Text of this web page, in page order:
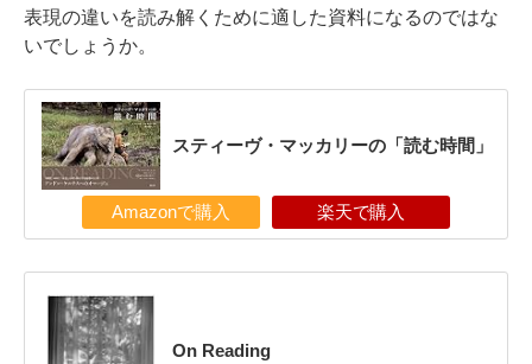
表現の違いを読み解くために適した資料になるのではな
いでしょうか。
スティーヴ・マッカリーの「読む時間」
Amazonで購入 楽天で購入
On Reading